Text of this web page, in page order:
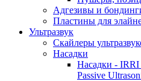
Адгезивы и
Пластины для
Ультразвук
Скайлеры
Насадки
Насадки - IRRI
Passive